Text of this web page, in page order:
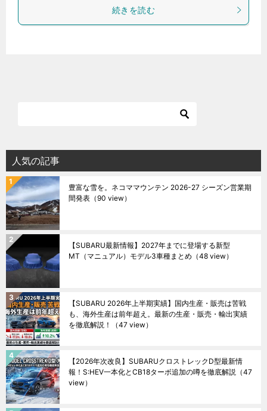
続きを読む
人気の記事
豊富な雪を。ネコママウンテン 2026-27 シーズン営業期
間発表 （90 view）
【SUBARU最新情報】2027年までに登場する新型
MT（マニュアル）モデル3車種まとめ （48 view）
【SUBARU 2026年上半期実績】国内生産・販売は苦戦
も、海外生産は前年超え。最新の生産・販売・輸出実績
を徹底解説！
（47 view）
【2026年次改良】SUBARUクロストレックD型最新情
報！S:HEV一本化とCB18ターボ追加の噂を徹底解説 （47
view）